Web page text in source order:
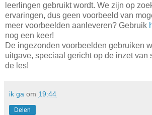
leerlingen gebruikt wordt. We zijn op
ervaringen, dus geen voorbeeld van
meer voorbeelden aanleveren? Gebruik
nog een keer!
De ingezonden voorbeelden gebruiken
uitgave, speciaal gericht op de inzet van
de les!
ik ga om 19:44
Delen